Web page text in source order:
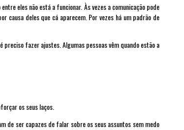
eles não está a funcionar. Às vezes a comunicação pode
causa deles que cá aparecem. Por vezes há um padrão de
preciso fazer ajustes. Algumas pessoas vêm quando estão a
os seus laços.
de ser capazes de falar sobre os seus assuntos sem medo